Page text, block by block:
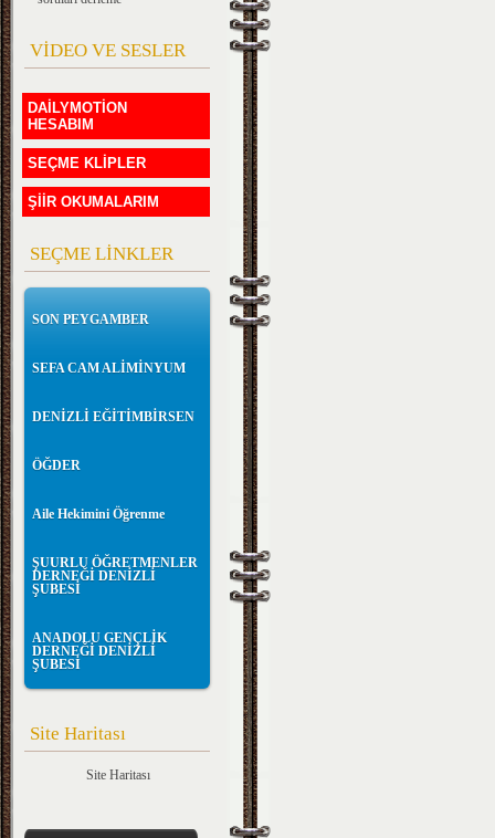
VİDEO VE SESLER
DAİLYMOTİON
HESABIM
SEÇME KLİPLER
ŞİİR OKUMALARIM
SEÇME LİNKLER
SON PEYGAMBER
SEFA CAM ALİMİNYUM
DENİZLİ EĞİTİMBİRSEN
ÖĞDER
Aile Hekimini Öğrenme
ŞUURLU ÖĞRETMENLER
DERNEĞİ DENİZLİ
ŞUBESİ
ANADOLU GENÇLİK
DERNEĞİ DENİZLİ
ŞUBESİ
Site Haritası
Site Haritası